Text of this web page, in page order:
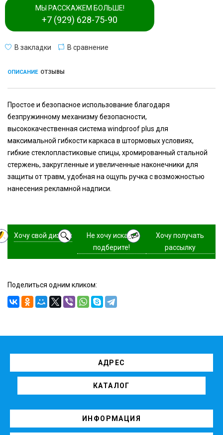
МЫ РАССКАЖЕМ БОЛЬШЕ!
+7 (929) 628-75-90
В закладки В сравнение
ОПИСАНИЕ ОТЗЫВЫ
Простое и безопасное использование благодаря
безпружинному механизму безопасности,
высококачественная система windproof plus для
максимальной гибкости каркаса в штормовых условиях,
гибкие стеклопластиковые спицы, хромированный стальной
стержень, закругленные и увеличенные наконечники для
защиты от травм, удобная на ощупь ручка с возможностью
нанесения рекламной надписи.
Хочу свой дизайн
Не хочу искать,
подберите!
Хочу получать
рассылку
Поделиться одним кликом:
АДРЕС
КАТАЛОГ
ИНФОРМАЦИЯ